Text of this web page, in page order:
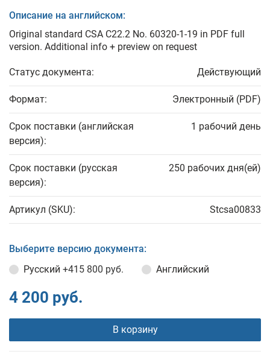
Описание на английском:
Original standard CSA C22.2 No. 60320-1-19 in PDF full
version. Additional info + preview on request
Статус документа: Действующий
Формат: Электронный (PDF)
Срок поставки (английская
версия):
1 рабочий день
Срок поставки (русская
версия):
250 рабочих дня(ей)
Артикул (SKU): Stcsa00833
Выберите версию документа:
Русский +415 800 руб. Английский
4 200 руб.
В корзину